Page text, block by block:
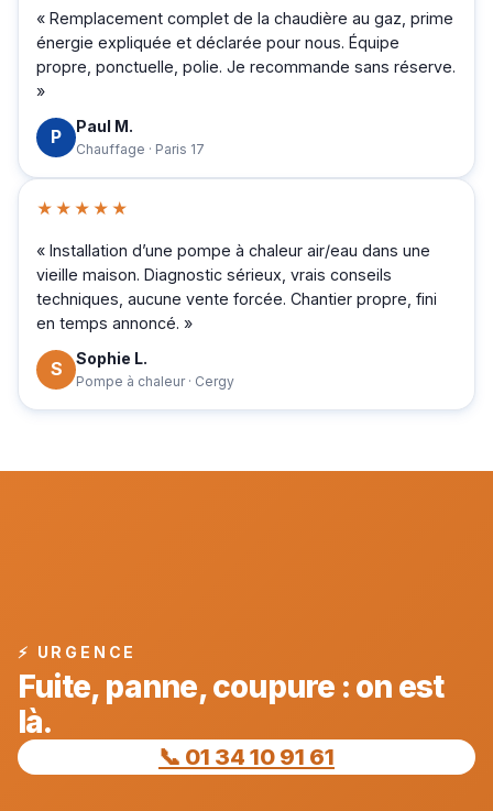
« Remplacement complet de la chaudière au gaz, prime
énergie expliquée et déclarée pour nous. Équipe
propre, ponctuelle, polie. Je recommande sans réserve.
»
P Paul M.
Chauffage · Paris 17
★★★★★
« Installation d’une pompe à chaleur air/eau dans une
vieille maison. Diagnostic sérieux, vrais conseils
techniques, aucune vente forcée. Chantier propre, fini
en temps annoncé. »
S Sophie L.
Pompe à chaleur · Cergy
⚡ URGENCE
Fuite, panne, coupure : on est
là.
📞 01 34 10 91 61